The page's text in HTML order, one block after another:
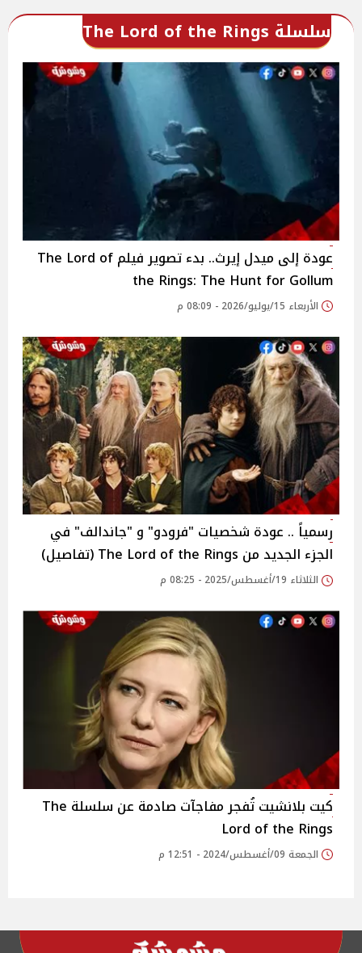
سلسلة The Lord of the Rings
عودة إلى ميدل إيرث.. بدء تصوير فيلم The Lord of
the Rings: The Hunt for Gollum
الأربعاء 15/يوليو/2026 - 08:09 م
رسمياً .. عودة شخصيات "فرودو" و "جاندالف" في
الجزء الجديد من The Lord of the Rings (تفاصيل)
الثلاثاء 19/أغسطس/2025 - 08:25 م
كيت بلانشيت تُفجر مفاجآت صادمة عن سلسلة The
Lord of the Rings
الجمعة 09/أغسطس/2024 - 12:51 م